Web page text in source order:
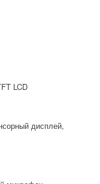
LCD
дисплей,